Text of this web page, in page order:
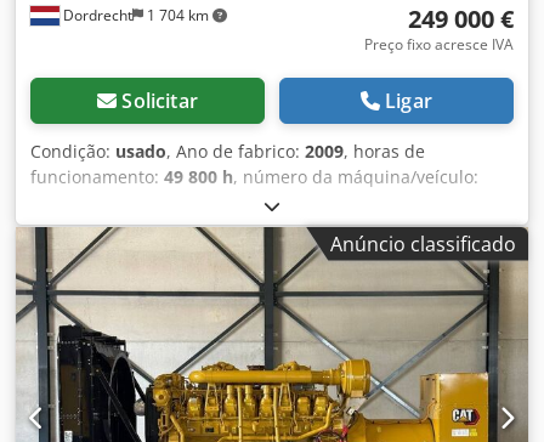
Dordrecht 1 704 km 249 000 €
Preço fixo acresce IVA
Solicitar Ligar
Condição: usado, Ano de fabrico: 2009, horas de
funcionamento: 49 800 h, número da máquina/veículo:
, tipo de combustível:
de motores:Caterpillar G3520C, Finalidade de utilização:
construção civil Crodezpdn Ijpfx Al Ief Peso em vazio:
17.500 kg Potência do gerador: 2.150 kVA Dimensões da
área de carga: 7 x 2 x 27 cm Contacte a equipa DPX para
obter mais informações. = Outras opções e acessórios = -
Painel de controlo
Anúncio classificado